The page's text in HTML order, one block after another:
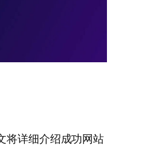
将详细介绍成功网站